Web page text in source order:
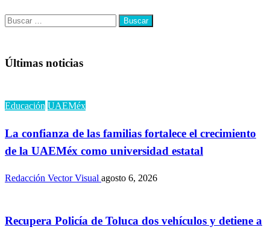
Buscar:
Últimas noticias
Educación UAEMéx
La confianza de las familias fortalece el crecimiento
de la UAEMéx como universidad estatal
Redacción Vector Visual agosto 6, 2026
Recupera Policía de Toluca dos vehículos y detiene a